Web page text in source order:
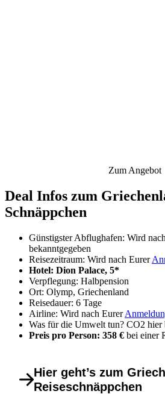
Zum Angebot
Deal Infos zum
Schnäppchen
Günstigster Abflughafen: Wird
bekanntgegeben
Reisezeitraum: Wird nach Eurer
Hotel: Dion Palace, 5*
Verpflegung: Halbpension
Ort: Olymp, Griechenland
Reisedauer: 6 Tage
Airline: Wird nach Eurer
Was für die Umwelt tun? CO2 hier
Preis pro Person: 358 € bei einer
Hier geht’s zum
Reiseschnäppchen